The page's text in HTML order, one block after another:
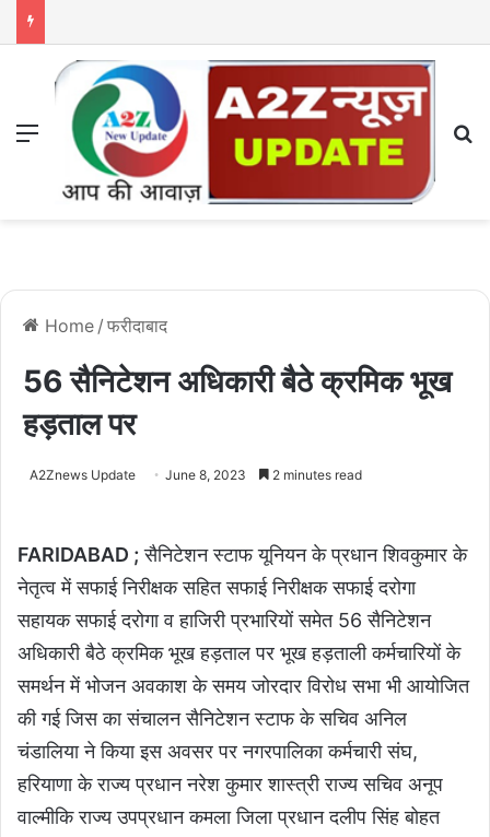
Menu
Home / फरीदाबाद
56 सैनिटेशन अधिकारी बैठे क्रमिक भूख
हड़ताल पर
A2Znews Update June 8, 2023 2 minutes read
FARIDABAD ;सैनिटेशन स्टाफ यूनियन के प्रधान शिवकुमार के
नेतृत्व में सफाई निरीक्षक सहित सफाई निरीक्षक सफाई दरोगा
सहायक सफाई दरोगा व हाजिरी प्रभारियों समेत 56 सैनिटेशन
अधिकारी बैठे क्रमिक भूख हड़ताल पर भूख हड़ताली कर्मचारियों के
समर्थन में भोजन अवकाश के समय जोरदार विरोध सभा भी आयोजित
की गई जिस का संचालन सैनिटेशन स्टाफ के सचिव अनिल
चंडालिया ने किया इस अवसर पर नगरपालिका कर्मचारी संघ,
हरियाणा के राज्य प्रधान नरेश कुमार शास्त्री राज्य सचिव अनूप
वाल्मीकि राज्य उपप्रधान कमला जिला प्रधान दलीप सिंह बोहत